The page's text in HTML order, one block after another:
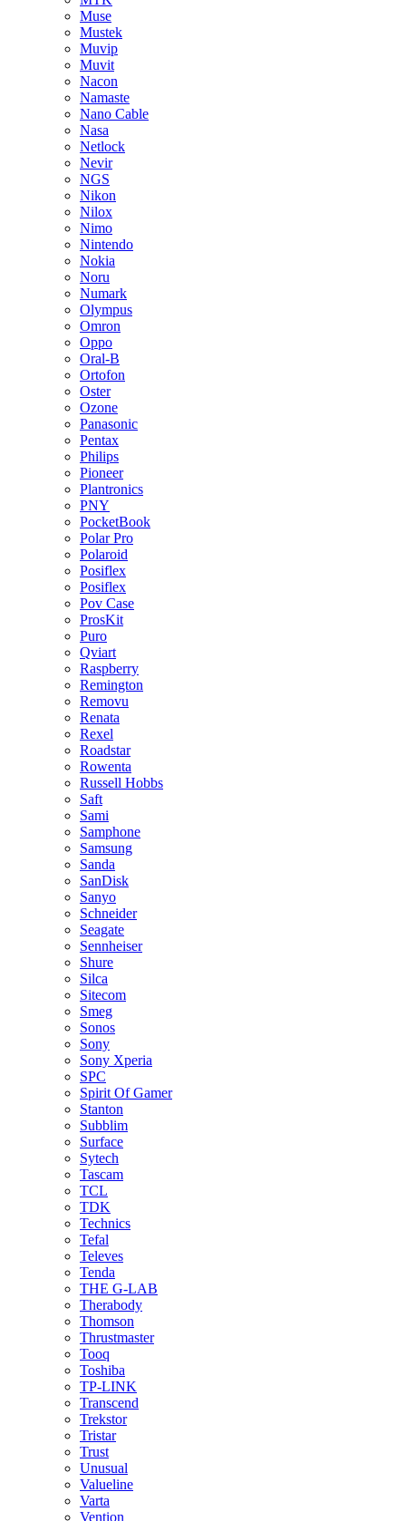
Muse
Mustek
Muvip
Muvit
Nacon
Namaste
Nano Cable
Nasa
Netlock
Nevir
NGS
Nikon
Nilox
Nimo
Nintendo
Nokia
Noru
Numark
Olympus
Omron
Oppo
Oral-B
Ortofon
Oster
Ozone
Panasonic
Pentax
Philips
Pioneer
Plantronics
PNY
PocketBook
Polar Pro
Polaroid
Posiflex
Posiflex
Pov Case
ProsKit
Puro
Qviart
Raspberry
Remington
Removu
Renata
Rexel
Roadstar
Rowenta
Russell Hobbs
Saft
Sami
Samphone
Samsung
Sanda
SanDisk
Sanyo
Schneider
Seagate
Sennheiser
Shure
Silca
Sitecom
Smeg
Sonos
Sony
Sony Xperia
SPC
Spirit Of Gamer
Stanton
Subblim
Surface
Sytech
Tascam
TCL
TDK
Technics
Tefal
Televes
Tenda
THE G-LAB
Therabody
Thomson
Thrustmaster
Tooq
Toshiba
TP-LINK
Transcend
Trekstor
Tristar
Trust
Unusual
Valueline
Varta
Vention